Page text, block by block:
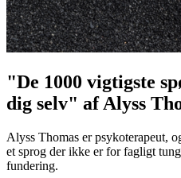
"De 1000 vigtigste
dig selv" af Alyss
Alyss Thomas er psykoterapeut,
et sprog der ikke er for fagligt
fundering.